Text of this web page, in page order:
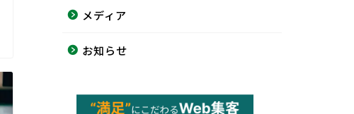
メディア
お知らせ